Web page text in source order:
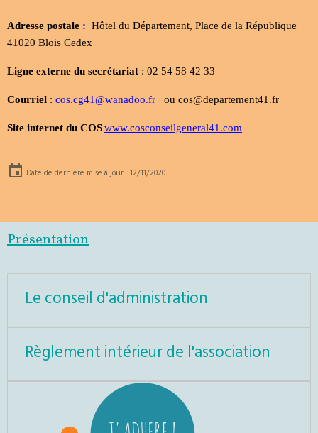
Adresse postale : Hôtel du Département, Place de la République
41020 Blois Cedex
Ligne externe du secrétariat : 02 54 58 42 33
Courriel : cos.cg41@wanadoo.fr ou cos@departement41.fr
Site internet du COSwww.cosconseilgeneral41.com
Date de dernière mise à jour : 12/11/2020
Présentation
Le conseil d'administration
Règlement intérieur de l'association